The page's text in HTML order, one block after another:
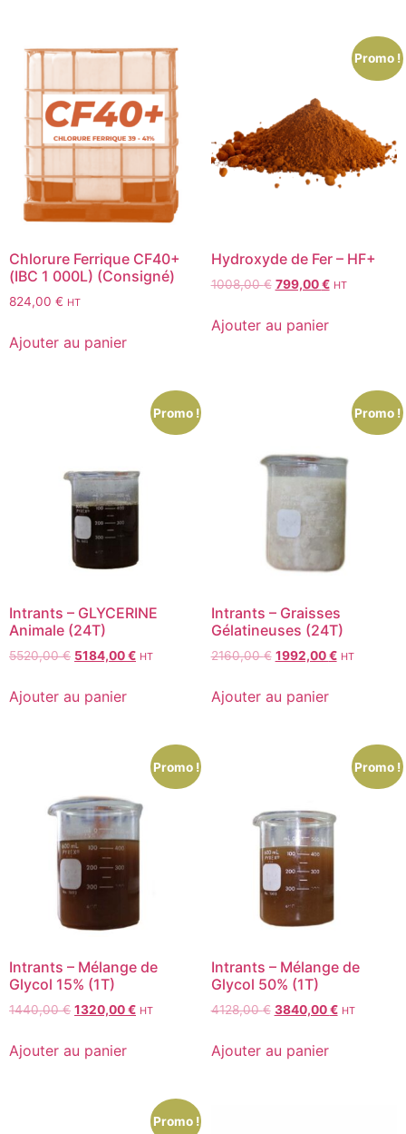
Chlorure Ferrique CF40+
(IBC 1 000L) (Consigné)
824,00 € HT
Ajouter au panier
Promo !
Hydroxyde de Fer – HF+
1008,00€ 799,00€ HT
Ajouter au panier
Promo !
Intrants – GLYCERINE
Animale (24T)
5520,00€ 5184,00€ HT
Ajouter au panier
Promo !
Intrants – Graisses
Gélatineuses (24T)
2160,00€ 1992,00€ HT
Ajouter au panier
Promo !
Intrants – Mélange de
Glycol 15% (1T)
1440,00€ 1320,00€ HT
Ajouter au panier
Promo !
Intrants – Mélange de
Glycol 50% (1T)
4128,00€ 3840,00€ HT
Ajouter au panier
Promo !